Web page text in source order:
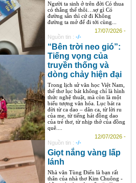
Người ta sinh ở trên đời Có thua
có thắng thế thôi…sợ gì Có
đường sẵn thì cứ đi Không
đường ta mở để đi tới cùng...
17/07/2026 -
Nguồn tin : -/-
“Bên trời neo gió”:
Tiếng vọng của
truyền thống và
dòng chảy hiện đại
Trong lịch sử văn học Việt Nam,
thể thơ lục bát không chỉ là hình
thức nghệ thuật, mà còn là một
biểu tượng văn hóa. Lục bát ra
đời từ ca dao – dân ca, từ lời ru
của mẹ, từ tiếng hát đồng dao
của trẻ thơ, từ nhịp thở của đồng
quê....
12/07/2026 -
Nguồn tin : -/-
Giọt nắng vàng lấp
lánh
Nhà văn Tùng Điển là bạn rất
thân của nhà thơ Kim Chuông -